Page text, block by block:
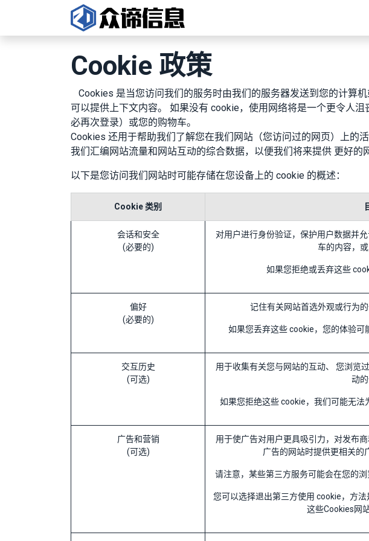
Cookie 政策
​Cookies 是当您访问我们的服务时由我们的服务器发送到您的计算
可以提供上下文内容。 如果没有 cookie，使用网络将是一个更令人
必再次登录）或您的购物车。
Cookies 还用于帮助我们了解您在我们网站（您访问过的网页）上的
我们汇编网站流量和网站互动的综合数据，以便我们将来提供 更好的
以下是您访问我们网站时可能存储在您设备上的 cookie 的概述：
Cookie 类别
会话和安全
(必要的)
对用户进行身份验证，保护用户数据并
车的内容，或
如果您拒绝或丢弃这些
偏好
(必要的)
记住有关网站首选外观或行为
如果您丢弃这些 cookie，您的体验可
交互历史
(可选)
用于收集有关您与网站的互动、 您浏览
动的
如果您拒绝这些 cookie，我们可能无法
广告和营销
(可选)
用于使广告对用户更具吸引力，对发布
广告的网站时提供更相关的
请注意，某些第三方服务可能会在您的
您可以选择退出第三方使用 cookie，方法
这些Cookies网